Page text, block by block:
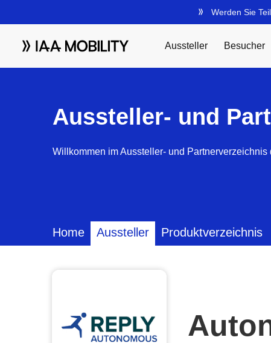
Aussteller- und
Willkommen im Aussteller- und
Home Aussteller Produktverzeichnis